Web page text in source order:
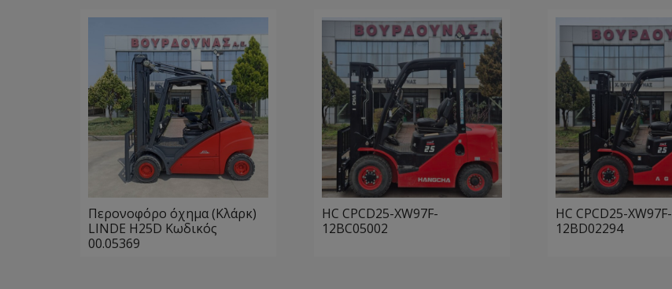
Περονοφόρο όχημα (Κλάρκ)
LINDE H25D Κωδικός
00.05369
HC CPCD25-XW97F-
12BC05002
HC CPCD25-XW97F-
12BD02294